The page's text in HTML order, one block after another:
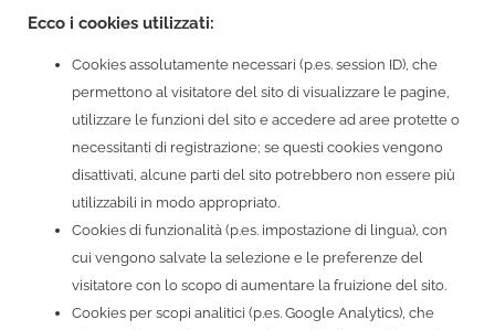
Ecco i cookies utilizzati:
Cookies assolutamente necessari (p.es. session ID), che
permettono al visitatore del sito di visualizzare le pagine,
utilizzare le funzioni del sito e accedere ad aree protette o
necessitanti di registrazione; se questi cookies vengono
disattivati, alcune parti del sito potrebbero non essere più
utilizzabili in modo appropriato.
Cookies di funzionalità (p.es. impostazione di lingua), con
cui vengono salvate la selezione e le preferenze del
visitatore con lo scopo di aumentare la fruizione del sito.
Cookies per scopi analitici (p.es. Google Analytics), che